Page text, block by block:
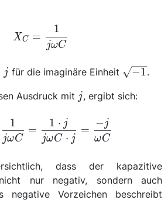
X_C =
\frac{1}
{j\omega
C}
X C =
jωC
1
jj für die imaginäre Einheit \sqrt{-1}
−1 .
Ausdruck mit jj, ergibt sich:
X_C =
\frac{1}
{j\omega
C} =
\frac{1
\cdot j}
jωC
1
=
jωC ⋅ j
1 ⋅ j
=
ωC
− j
dass der kapazitive
nur negativ, sondern auch
negative Vorzeichen beschreibt